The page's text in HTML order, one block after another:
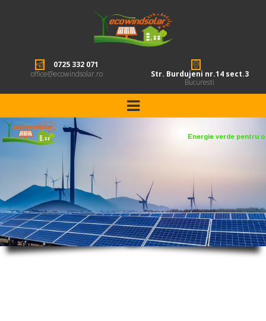
0725 332 071
office@ecowindsolar.ro
Str. Burdujeni nr.14 sect.3
Bucuresti
Energie verde pentru